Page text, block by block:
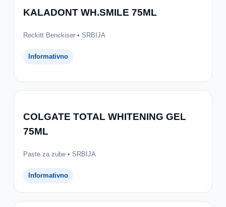
KALADONT WH.SMILE 75ML
Reckitt Benckiser • SRBIJA
Informativno
COLGATE TOTAL WHITENING GEL
75ML
Paste za zube • SRBIJA
Informativno